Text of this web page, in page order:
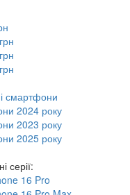
смартфони
2024 року
2023 року
2025 року
серії:
16 Pro